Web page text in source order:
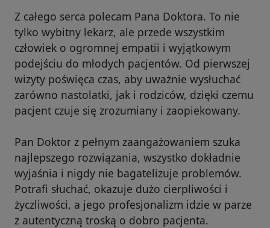
Z całego serca polecam Pana Doktora. To nie
tylko wybitny lekarz, ale przede wszystkim
człowiek o ogromnej empatii i wyjątkowym
podejściu do młodych pacjentów. Od pierwszej
wizyty poświęca czas, aby uważnie wysłuchać
zarówno nastolatki, jak i rodziców, dzięki czemu
pacjent czuje się zrozumiany i zaopiekowany.
Pan Doktor z pełnym zaangażowaniem szuka
najlepszego rozwiązania, wszystko dokładnie
wyjaśnia i nigdy nie bagatelizuje problemów.
Potrafi słuchać, okazuje dużo cierpliwości i
życzliwości, a jego profesjonalizm idzie w parze
z autentyczną troską o dobro pacjenta.